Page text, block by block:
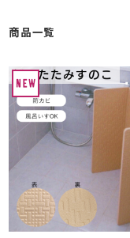
商品一覧